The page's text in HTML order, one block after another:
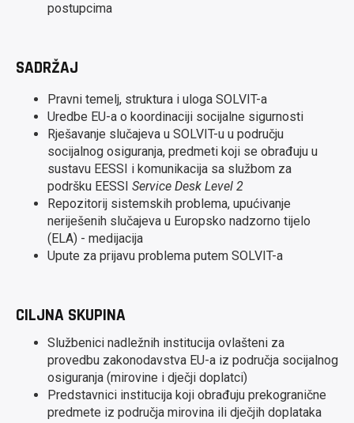
postupcima
SADRŽAJ
Pravni temelj, struktura i uloga SOLVIT-a
Uredbe EU-a o koordinaciji socijalne sigurnosti
Rješavanje slučajeva u SOLVIT-u u području
socijalnog osiguranja, predmeti koji se obrađuju u
sustavu EESSI i komunikacija sa službom za
podršku EESSI Service Desk Level 2
Repozitorij sistemskih problema, upućivanje
neriješenih slučajeva u Europsko nadzorno tijelo
(ELA) - medijacija
Upute za prijavu problema putem SOLVIT-a
CILJNA SKUPINA
Službenici nadležnih institucija ovlašteni za
provedbu zakonodavstva EU-a iz područja socijalnog
osiguranja (mirovine i dječji doplatci)
Predstavnici institucija koji obrađuju prekogranične
predmete iz područja mirovina ili dječjih doplataka